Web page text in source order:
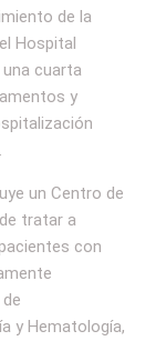
de la
Hospital
cuarta
y
un Centro de
tratar a
con
y Hematología,